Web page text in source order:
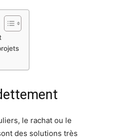
le rachat ou le
des solutions très